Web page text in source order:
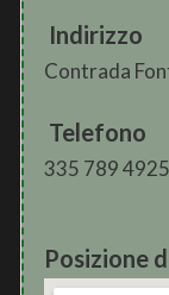
Indirizzo
Contrada
Telefono
335 789 4925
Posizione